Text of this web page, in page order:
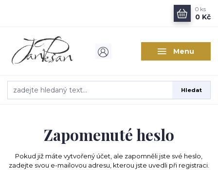
Menu
Hledat
0 ks
0 Kč
Zapomenuté heslo
Pokud již máte vytvořený účet, ale zapomněli jste své heslo,
zadejte svou e-mailovou adresu, kterou jste uvedli při registraci.